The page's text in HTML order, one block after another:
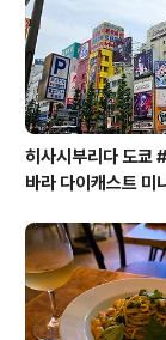
히사시부리다 도쿄
바라 다이캐스트 미
비샵, 스루가야 하
나카, 타마시 네이션